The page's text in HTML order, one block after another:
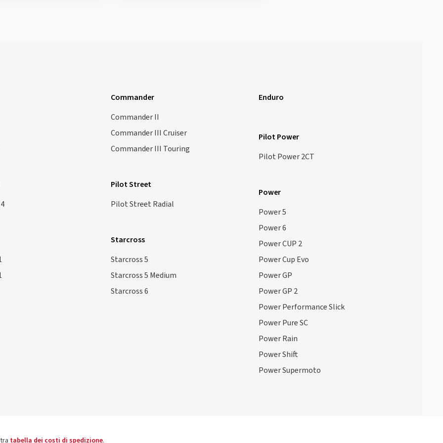
Commander
Commander II
Commander III Cruiser
Commander III Touring
Enduro
Pilot Power
Pilot Power 2CT
Pilot Street
Pilot Street Radial
Power
Power 5
Power 6
Power CUP 2
Power Cup Evo
Power GP
Power GP 2
Power Performance Slick
Power Pure SC
Power Rain
Power Shift
Power Supermoto
Starcross
Starcross 5
Starcross 5 Medium
Starcross 6
tabella dei costi di spedizione.